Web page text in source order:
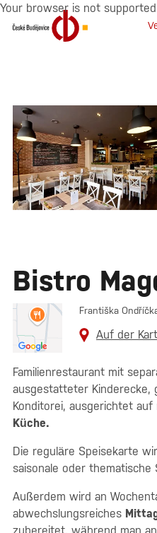
Your browser is not
Bistro
Františka
Auf der
Familienrestaurant mit
ausgestatteter Kinderecke,
Konditorei, ausgerichtet auf
Küche.
Die reguläre Speisekarte
saisonale oder
Außerdem wird an
abwechslungsreiches